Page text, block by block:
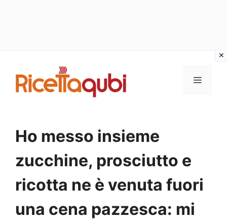
contenuto
MENU
Ho messo insieme
zucchine, prosciutto e
ricotta ne è venuta fuori
una cena pazzesca: mi